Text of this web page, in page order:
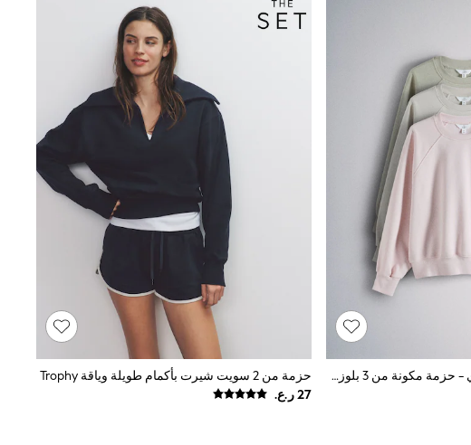
أخضر كاكي/وردي/صخري - حزمة مكونة من 3 بلوزة رياضية بأكمام راجلان وياقة بحافة مستديرة من The Set
حزمة من 2 سويت شيرت بأكمام طويلة وياقة Trophy